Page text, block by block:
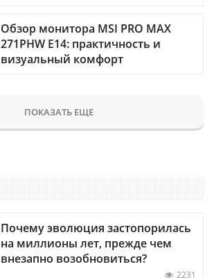
Обзор монитора MSI PRO MAX
271PHW E14: практичность и
визуальный комфорт
ПОКАЗАТЬ ЕЩЕ
Почему эволюция застопорилась
на миллионы лет, прежде чем
внезапно возобновиться?
2231